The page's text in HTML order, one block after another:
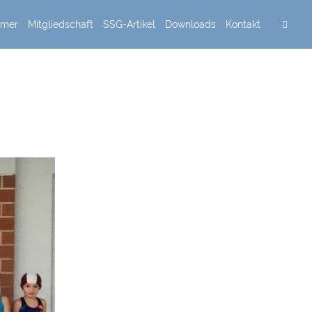
Mitgliedschaft SSG-Artikel Downloads Kontakt